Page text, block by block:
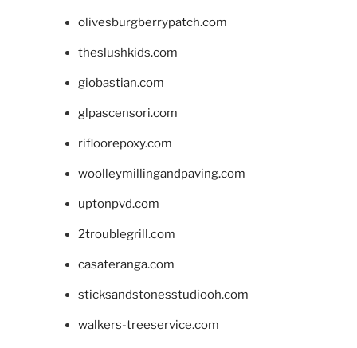
olivesburgberrypatch.com
theslushkids.com
giobastian.com
glpascensori.com
rifloorepoxy.com
woolleymillingandpaving.com
uptonpvd.com
2troublegrill.com
casateranga.com
sticksandstonesstudiooh.com
walkers-treeservice.com